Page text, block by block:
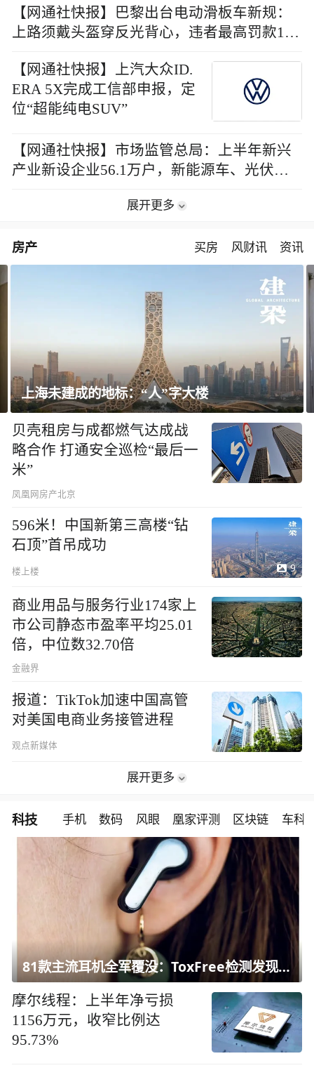
【网通社快报】巴黎出台电动滑板车新规：
上路须戴头盔穿反光背心，违者最高罚款170
【网通社快报】上汽大众ID.
ERA 5X完成工信部申报，定
位“超能纯电SUV”
【网通社快报】市场监管总局：上半年新兴
产业新设企业56.1万户，新能源车、光伏等
展开更多
房产 买房 风财讯 资讯
飘窗竟然能变身全屋C位 都后悔没早知道！
贝壳租房与成都燃气达成战
略合作 打通安全巡检“最后一
米”
凤凰网房产北京
596米！中国新第三高楼“钻
石顶”首吊成功
楼上楼 9
商业用品与服务行业174家上
市公司静态市盈率平均25.01
倍，中位数32.70倍
金融界
报道：TikTok加速中国高管
对美国电商业务接管进程
观点新媒体
展开更多
科技 手机 数码 风眼 凰家评测 区块链 车科
81款主流耳机全军覆没：ToxFree检测发现均含对人体有害化学物质
摩尔线程：上半年净亏损
1156万元，收窄比例达
95.73%